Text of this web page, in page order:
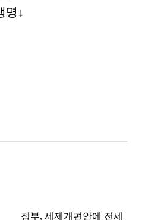
명↓
정부, 세제개편안에 전세